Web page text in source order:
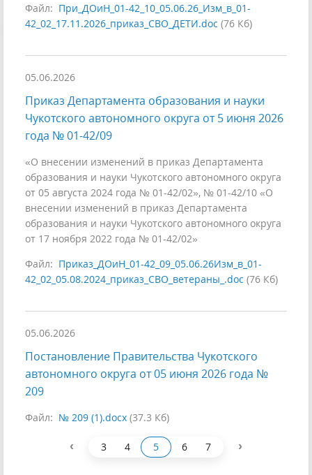
Файл: При_ДОиН_01-42_10_05.06.26_Изм_в_01-
42_02_17.11.2026_приказ_СВО_ДЕТИ.doc (76 Кб)
05.06.2026
Приказ Департамента образования и науки
Чукотского автономного округа от 5 июня 2026
года № 01-42/09
«О внесении изменений в приказ Департамента
образования и науки Чукотского автономного округа
от 05 августа 2024 года № 01-42/02», № 01-42/10 «О
внесении изменений в приказ Департамента
образования и науки Чукотского автономного округа
от 17 ноября 2022 года № 01-42/02»
Файл: Приказ_ДОиН_01-42_09_05.06.26Изм_в_01-
42_02_05.08.2024_приказ_СВО_ветераны_.doc (76 Кб)
05.06.2026
Постановление Правительства Чукотского
автономного округа от 05 июня 2026 года №
209
Файл: № 209 (1).docx (37.3 Кб)
‹ 3 4 5 6 7 ›